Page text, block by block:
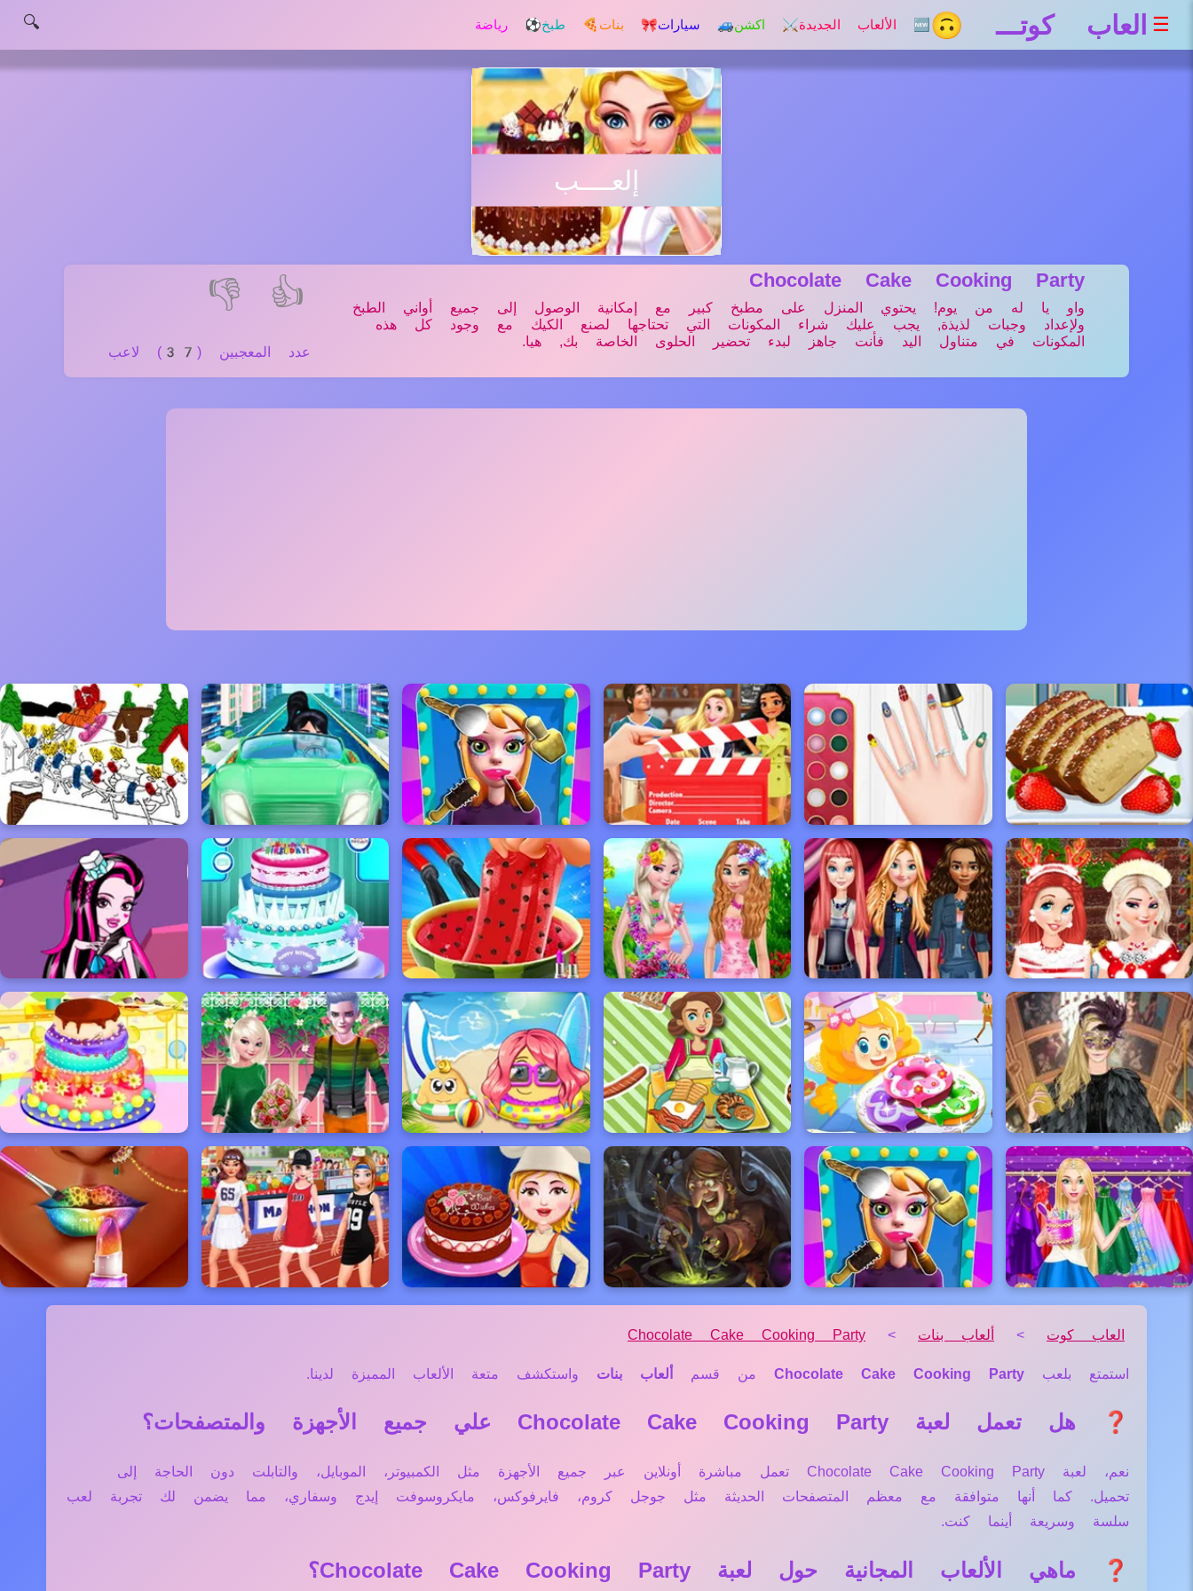
☰ العاب كوتـــ 🙃 🆕 الألعاب الجديدة ⚔️ اكشن🚙 سيارات🎀 بنات 🍕 طبخ⚽ رياضة 🔍
إلعــــب
👍
👎
عدد المعجبين (37) لاعب
Chocolate Cake Cooking Party
واو يا له من يوم! يحتوي المنزل على مطبخ كبير مع إمكانية الوصول إلى جميع أواني الطبخ
ولإعداد وجبات لذيذة, يجب عليك شراء المكونات التي تحتاجها لصنع الكيك مع وجود كل هذه
المكونات في متناول اليد فأنت جاهز لبدء تحضير الحلوى الخاصة بك, هيا.
العاب كوت > ألعاب بنات >
Chocolate Cake Cooking Party
استمتع بلعب Chocolate Cake Cooking Party من قسم ألعاب بنات واستكشف متعة الألعاب المميزة لدينا.
❓ هل تعمل لعبة Chocolate Cake Cooking Party علي جميع الأجهزة والمتصفحات؟
نعم، لعبة Chocolate Cake Cooking Party تعمل مباشرة أونلاين عبر جميع الأجهزة مثل الكمبيوتر، الموبايل، والتابلت دون الحاجة إلى
تحميل. كما أنها متوافقة مع معظم المتصفحات الحديثة مثل جوجل كروم، فايرفوكس، مايكروسوفت إيدج وسفاري، مما يضمن لك تجربة لعب
سلسة وسريعة أينما كنت.
❓ ماهي الألعاب المجانية حول لعبة Chocolate Cake Cooking Party؟